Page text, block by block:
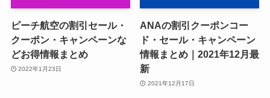
ピーチ航空の割引セール・
クーポン・キャンペーンな
どお得情報まとめ
2022年1月23日
ANAの割引クーポンコー
ド・セール・キャンペーン
情報まとめ｜2021年12月最
新
2021年12月17日